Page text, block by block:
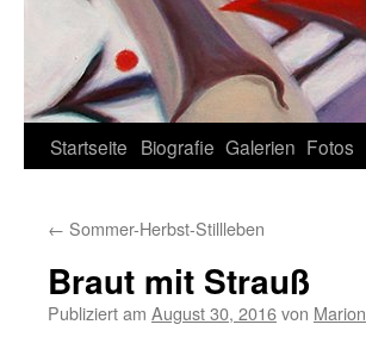
Zum
springen
Startseite Biografie Galerien Fotos
← Sommer-Herbst-Stillleben
Braut mit Strauß
Publiziert am August 30, 2016von Marion